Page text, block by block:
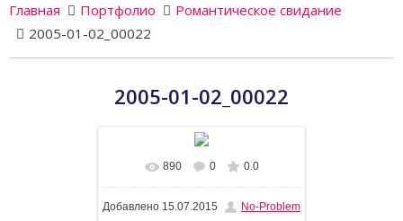
Главная Портфолио
Романтическое свидание
2005-01-02_00022
2005-01-02_00022
В реальном размере 1196x768
575.0Kb
890 0 0.0
Добавлено 15.07.2015 No-Problem